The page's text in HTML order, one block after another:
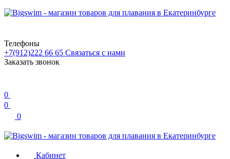
Телефоны
+7(912)222 66 65 Связаться с нами
Заказать звонок
0
0
0
Кабинет